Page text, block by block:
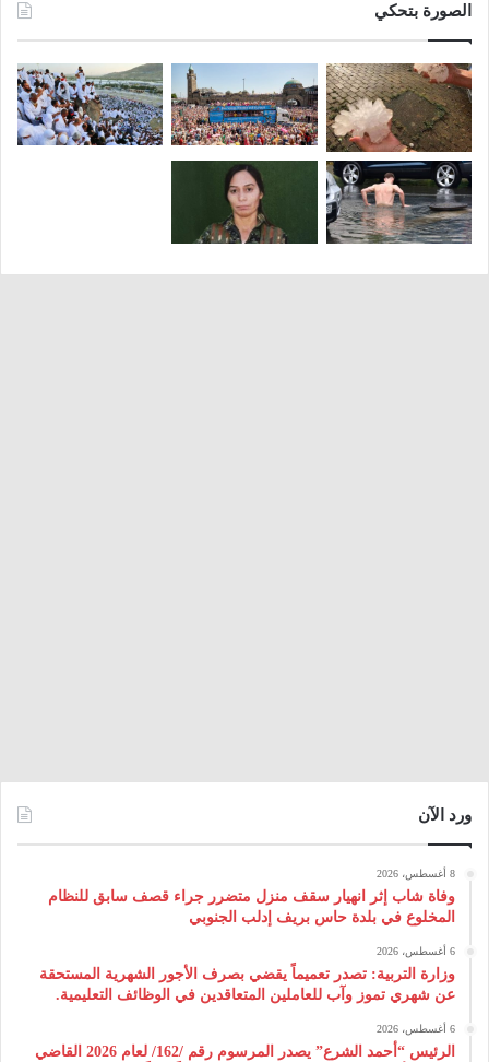
الصورة بتحكي
ورد الآن
8 أغسطس، 2026
وفاة شاب إثر انهيار سقف منزل متضرر جراء قصف سابق للنظام
المخلوع في بلدة حاس بريف إدلب الجنوبي
6 أغسطس، 2026
وزارة التربية: تصدر تعميماً يقضي بصرف الأجور الشهرية المستحقة
عن شهري تموز وآب للعاملين المتعاقدين في الوظائف التعليمية.
6 أغسطس، 2026
الرئيس “أحمد الشرع” يصدر المرسوم رقم /162/ لعام 2026 ‌القاضي